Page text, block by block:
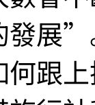
發展
跟